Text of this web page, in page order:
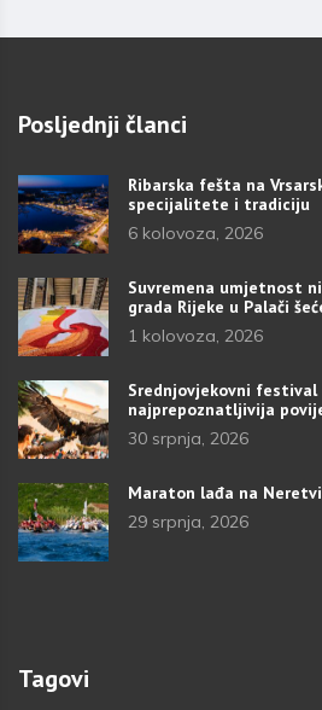
Posljednji članci
Ribarska fešta na
specijalitete i tradiciju
6 kolovoza, 2026
Suvremena umjetnost
grada Rijeke u Palači
1 kolovoza, 2026
Srednjovjekovni
najprepoznatljivija
30 srpnja, 2026
Maraton lađa na
29 srpnja, 2026
Tagovi